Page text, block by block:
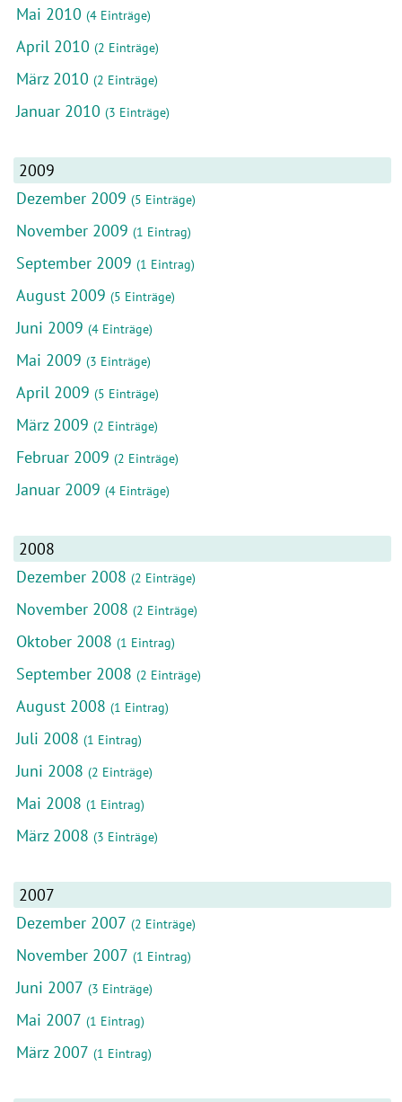
Mai 2010 (4 Einträge)
April 2010 (2 Einträge)
März 2010 (2 Einträge)
Januar 2010 (3 Einträge)
2009
Dezember 2009 (5 Einträge)
November 2009 (1 Eintrag)
September 2009 (1 Eintrag)
August 2009 (5 Einträge)
Juni 2009 (4 Einträge)
Mai 2009 (3 Einträge)
April 2009 (5 Einträge)
März 2009 (2 Einträge)
Februar 2009 (2 Einträge)
Januar 2009 (4 Einträge)
2008
Dezember 2008 (2 Einträge)
November 2008 (2 Einträge)
Oktober 2008 (1 Eintrag)
September 2008 (2 Einträge)
August 2008 (1 Eintrag)
Juli 2008 (1 Eintrag)
Juni 2008 (2 Einträge)
Mai 2008 (1 Eintrag)
März 2008 (3 Einträge)
2007
Dezember 2007 (2 Einträge)
November 2007 (1 Eintrag)
Juni 2007 (3 Einträge)
Mai 2007 (1 Eintrag)
März 2007 (1 Eintrag)